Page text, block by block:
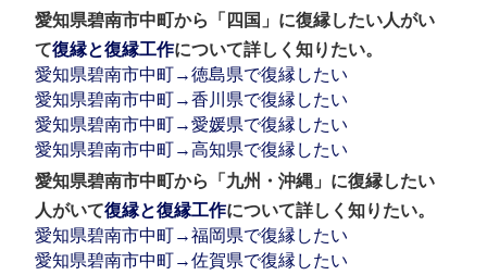
愛知県碧南市中町から「四国」に復縁したい人がい
て復縁と復縁工作について詳しく知りたい。
愛知県碧南市中町→徳島県で復縁したい
愛知県碧南市中町→香川県で復縁したい
愛知県碧南市中町→愛媛県で復縁したい
愛知県碧南市中町→高知県で復縁したい
愛知県碧南市中町から「九州・沖縄」に復縁したい
人がいて復縁と復縁工作について詳しく知りたい。
愛知県碧南市中町→福岡県で復縁したい
愛知県碧南市中町→佐賀県で復縁したい